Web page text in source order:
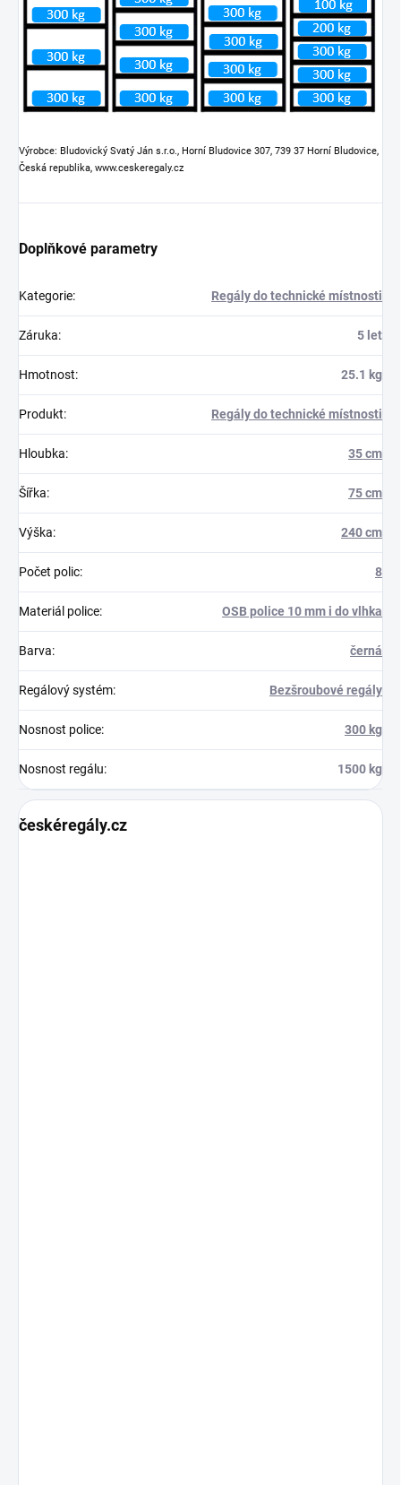
Výrobce: Bludovický Svatý Ján s.r.o., Horní Bludovice 307, 739 37 Horní Bludovice,
Česká republika, www.ceskeregaly.cz
Doplňkové parametry
Kategorie: Regály do technické místnosti
Záruka: 5 let
Hmotnost: 25.1 kg
Produkt: Regály do technické místnosti
Hloubka: 35 cm
Šířka: 75 cm
Výška: 240 cm
Počet polic: 8
Materiál police: OSB police 10 mm i do vlhka
Barva: černá
Regálový systém: Bezšroubové regály
Nosnost police: 300 kg
Nosnost regálu: 1500 kg
českéregály.cz